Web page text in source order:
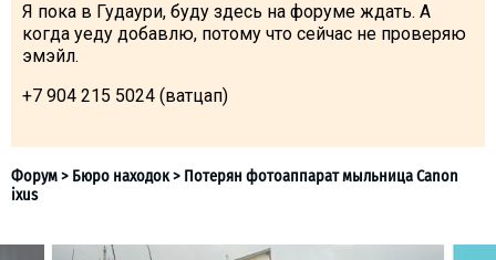
Я пока в Гудаури, буду здесь на форуме ждать. А
когда уеду добавлю, потому что сейчас не проверяю
эмэйл.
+7 904 215 5024 (ватцап)
% Горячие предложения
Казбеги
ГРУЗИЯ
Визы и Документы